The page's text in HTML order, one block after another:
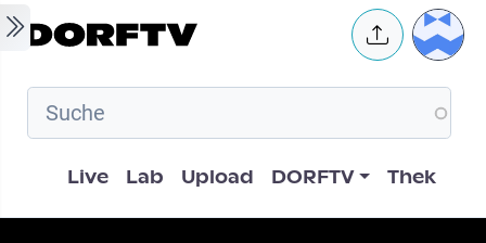
Skip to main content User
Hauptnavigation
Live Lab Upload DORFTV Thek